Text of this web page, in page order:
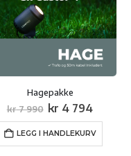
Hagepakke
kr7 990 Opprinnelig
var:
kr 7
990.
kr 4 794
er:
kr 4
794.
LEGG I HANDLEKURV